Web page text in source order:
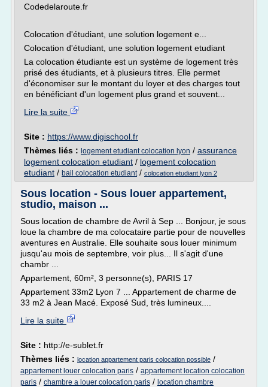
Codedelaroute.fr
Colocation d'étudiant, une solution logement e...
Colocation d'étudiant, une solution logement etudiant
La colocation étudiante est un système de logement très
prisé des étudiants, et à plusieurs titres. Elle permet
d'économiser sur le montant du loyer et des charges tout
en bénéficiant d'un logement plus grand et souvent...
Lire la suite
Site : https://www.digischool.fr
Thèmes liés : logement etudiant colocation lyon / assurance
logement colocation etudiant / logement colocation
etudiant / bail colocation etudiant/ colocation etudiant lyon 2
Sous location - Sous louer appartement,
studio, maison ...
Sous location de chambre de Avril à Sep ... Bonjour, je sous
loue la chambre de ma colocataire partie pour de nouvelles
aventures en Australie. Elle souhaite sous louer minimum
jusqu'au mois de septembre, voir plus... Il s'agit d'une
chambr ...
Appartement, 60m², 3 personne(s), PARIS 17
Appartement 33m2 Lyon 7 ... Appartement de charme de
33 m2 à Jean Macé. Exposé Sud, très lumineux....
Lire la suite
Site : http://e-sublet.fr
Thèmes liés : location appartement paris colocation possible /
appartement louer colocation paris / appartement location colocation
paris / chambre a louer colocation paris / location chambre